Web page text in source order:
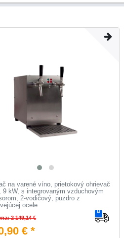
na varené víno, prietokový ohrievač
9 kW, s integrovaným vzduchovým
2-vodičový, puzdro z
ocele
2 149,14 €
€ *